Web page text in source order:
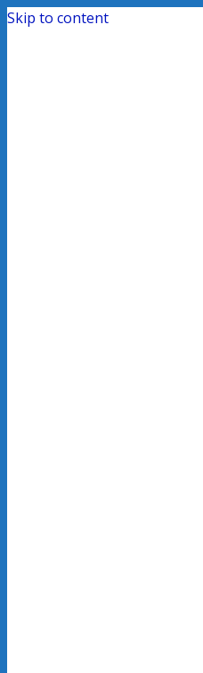
Skip to content